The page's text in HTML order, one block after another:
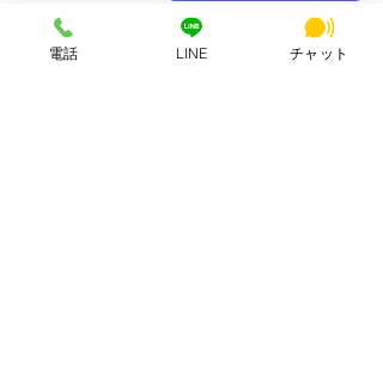
電話 LINE チャット